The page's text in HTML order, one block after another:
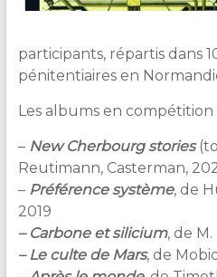
participants, répartis dans
pénitentiaires en
Les albums en compétition
– New Cherbourg stories
Reutimann, Casterman,
– Préférence système, de
2019
– Carbone et silicium, de
– Le culte de Mars, de